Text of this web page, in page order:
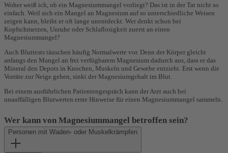
Woher weiß ich, ob ein Magnesiummangel vorliegt? Das ist in der Tat nicht so
einfach. Weil sich ein Mangel an Magnesium auf so unterschiedliche Weisen
zeigen kann, bleibt er oft lange unentdeckt. Wer denkt schon bei
Kopfschmerzen, Unruhe oder Schlaflosigkeit zuerst an einen
Magnesiummangel?
Auch Bluttests täuschen häufig Normalwerte vor. Denn der Körper gleicht
anfangs den Mangel an frei verfügbarem Magnesium dadurch aus, dass er das
Mineral den Depots in Knochen, Muskeln und Gewebe entzieht. Erst wenn die
Vorräte zur Neige gehen, sinkt der Magnesiumgehalt im Blut.
Bei einem ausführlichen Patientengespräch kann der Arzt auch bei
unauffälligen Blutwerten erste Hinweise für einen Magnesiummangel sammeln.
Wer kann von Magnesiummangel betroffen sein?
Personen mit Waden- oder Muskelkrämpfen